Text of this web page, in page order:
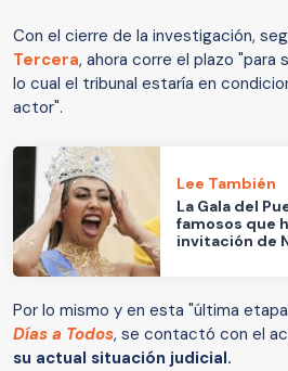
Con el cierre de la investigación,
Tercera, ahora corre el plazo
lo cual el tribunal estaría en
actor".
Lee También
La Gala del
famosos que
invitación de
Por lo mismo y en esta "última
Días a Todos, se contactó con el
su actual situación judicial.